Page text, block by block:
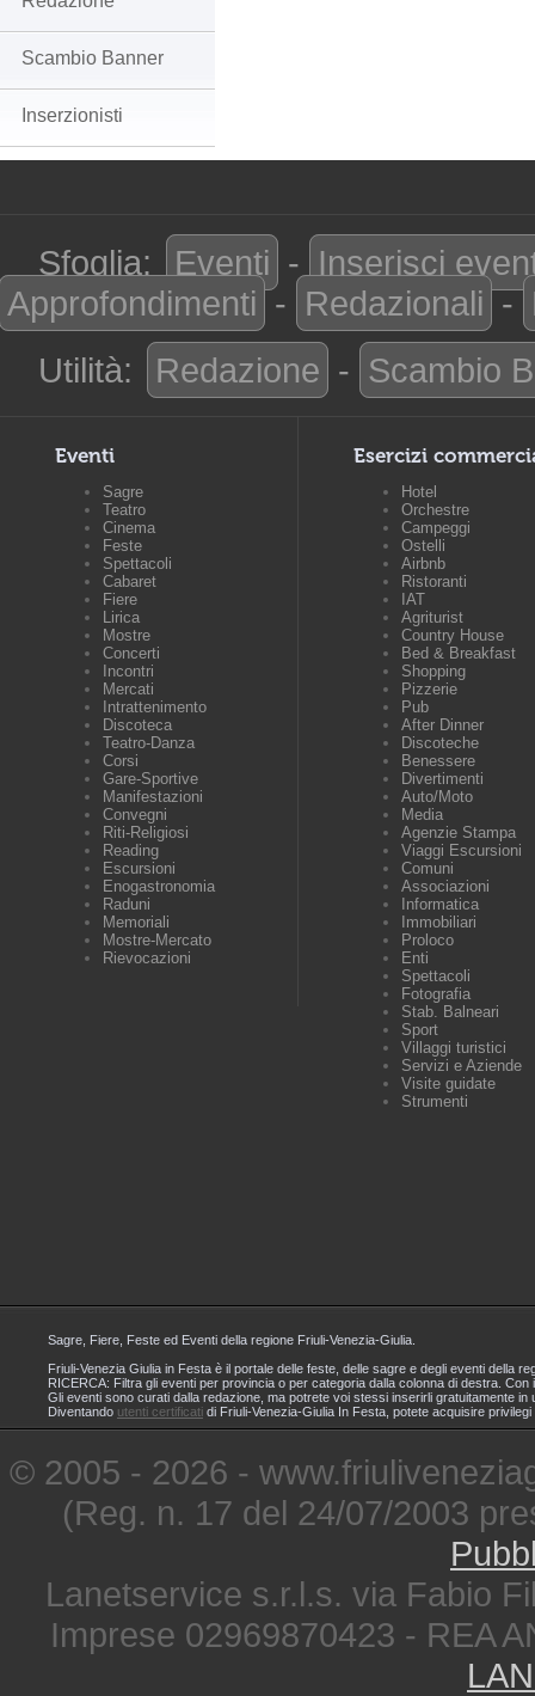
Scambio Banner
Inserzionisti
Sfoglia: Eventi - Inserisci
Approfondimenti - Redazionali -
Utilità:
Redazione - Scambio
Eventi
Sagre
Teatro
Cinema
Feste
Spettacoli
Cabaret
Fiere
Lirica
Mostre
Concerti
Incontri
Mercati
Intrattenimento
Discoteca
Teatro-Danza
Corsi
Gare-Sportive
Manifestazioni
Convegni
Riti-Religiosi
Reading
Escursioni
Enogastronomia
Raduni
Memoriali
Mostre-Mercato
Rievocazioni
Esercizi
Hotel
Orchestre
Campeggi
Ostelli
Airbnb
Ristoranti
IAT
Agriturist
Country House
Bed & Breakfast
Shopping
Pizzerie
Pub
After Dinner
Discoteche
Benessere
Divertimenti
Auto/Moto
Media
Agenzie Stampa
Viaggi Escursioni
Comuni
Associazioni
Informatica
Immobiliari
Proloco
Enti
Spettacoli
Fotografia
Stab. Balneari
Sport
Villaggi turistici
Servizi e Aziende
Visite guidate
Strumenti
Sagre, Fiere, Feste ed Eventi della regione Friuli-Venezia-Giulia.
Friuli-Venezia Giulia in Festa è il portale delle feste, delle sagre e degli eventi della
RICERCA: Filtra gli eventi per provincia o per categoria dalla colonna di destra.
Gli eventi sono curati dalla redazione, ma potrete voi stessi inserirli gratuitamente
Diventando utenti certificati di Friuli-Venezia-Giulia In Festa, potete acquisire
© 2005 - 2026 -
(Reg. n. 17 del 24/07/2003
Lanetservice s.r.l.s. via Fabio
Imprese 02969870423 - REA